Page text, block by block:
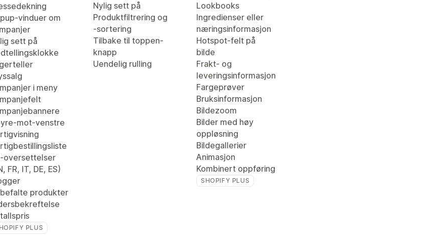
vinduer om
sett på
i meny
mot-venstre
oversettelser
FR, IT, DE, ES)
produkter
PLUS
Nylig sett på
Produktfiltrering og
-sortering
Tilbake til toppen-
knapp
Uendelig rulling
Lookbooks
Ingredienser eller
næringsinformasjon
Hotspot-felt på
bilde
Frakt- og
leveringsinformasjon
Fargeprøver
Bruksinformasjon
Bildezoom
Bilder med høy
oppløsning
Bildegallerier
Animasjon
Kombinert oppføring
SHOPIFY PLUS